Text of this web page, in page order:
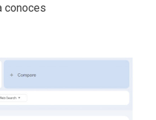
conoces